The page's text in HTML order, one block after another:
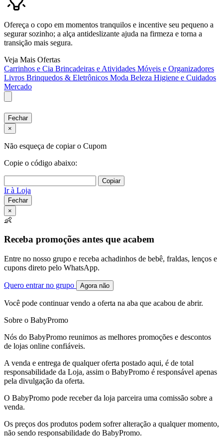
Ofereça o copo em momentos tranquilos e incentive seu pequeno a
segurar sozinho; a alça antideslizante ajuda na firmeza e torna a
transição mais segura.
Veja Mais Ofertas
Carrinhos e Cia Brincadeiras e Atividades Móveis e Organizadores
Livros Brinquedos & Eletrônicos Moda Beleza Higiene e Cuidados
Mercado
Fechar
×
Não esqueça de copiar o Cupom
Copie o código abaixo:
Copiar
Ir à Loja
Fechar
×
👶
Receba promoções antes que acabem
Entre no nosso grupo e receba achadinhos de bebê, fraldas, lenços e
cupons direto pelo WhatsApp.
Quero entrar no grupo Agora não
Você pode continuar vendo a oferta na aba que acabou de abrir.
Sobre o BabyPromo
Nós do BabyPromo reunimos as melhores promoções e descontos
de lojas online confiáveis.
A venda e entrega de qualquer oferta postado aqui, é de total
responsabilidade da Loja, assim o BabyPromo é responsável apenas
pela divulgação da oferta.
O BabyPromo pode receber da loja parceira uma comissão sobre a
venda.
Os preços dos produtos podem sofrer alteração a qualquer momento,
não sendo responsabilidade do BabyPromo.